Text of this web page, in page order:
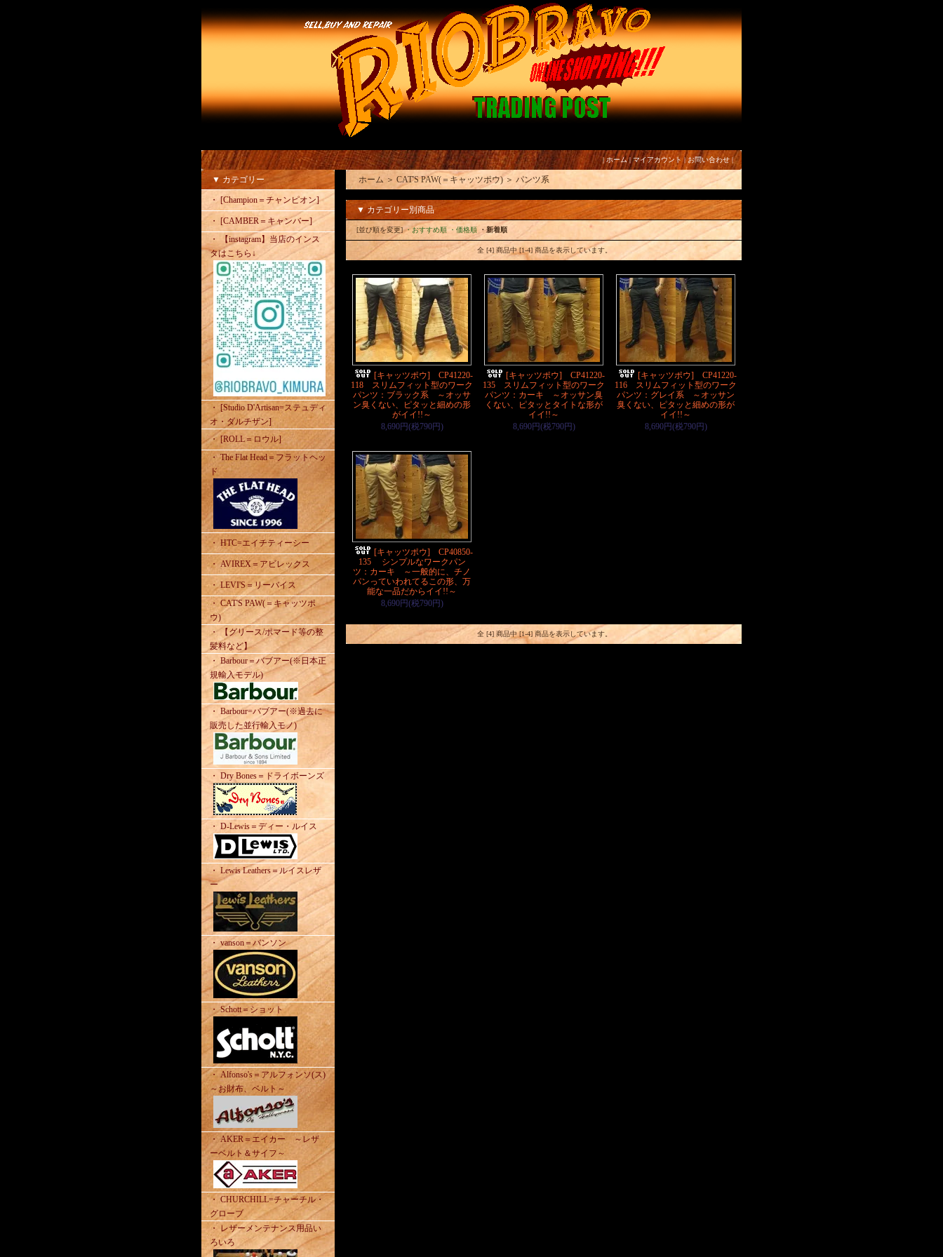
|ホーム|マイアカウント | お問い合わせ |
▼ カテゴリー
・ [Champion＝チャンピオン]
・ [CAMBER＝キャンバー]
・ 【instagram】当店のインス
タはこちら↓
・ [Studio D'Artisan=ステュディ
オ・ダルチザン]
・ [ROLL＝ロウル]
・ The Flat Head＝フラットヘッ
ド
・ HTC=エイチティーシー
・ AVIREX＝アビレックス
・ LEVI'S＝リーバイス
・ CAT'S PAW(＝キャッツポ
ウ)
・ 【グリース/ポマード等の整
髪料など】
・ Barbour＝バブアー(※日本正
規輸入モデル)
・ Barbour=バブアー(※過去に
販売した並行輸入モノ)
・ Dry Bones＝ドライボーンズ
・ D-Lewis＝ディー・ルイス
・ Lewis Leathers＝ルイスレザ
ー
・ vanson＝バンソン
・ Schott＝ショット
・ Alfonso's＝アルフォンソ(ス)
～お財布、ベルト～
・ AKER＝エイカー ～レザ
ーベルト＆サイフ～
・ CHURCHILL=チャーチル・
グローブ
・ レザーメンテナンス用品い
ろいろ
ホーム ＞ CAT'S PAW(＝キャッツポウ) ＞ パンツ系
▼ カテゴリー別商品
[並び順を変更]・おすすめ順 ・価格順 ・新着順
全 [4] 商品中 [1-4] 商品を表示しています。
[キャッツポウ] CP41220-
118 スリムフィット型のワーク
パンツ：ブラック系 ～オッサ
ン臭くない、ピタッと細めの形
がイイ!!～
8,690円(税790円)
[キャッツポウ] CP41220-
135 スリムフィット型のワーク
パンツ：カーキ ～オッサン臭
くない、ピタッとタイトな形が
イイ!!～
8,690円(税790円)
[キャッツポウ] CP41220-
116 スリムフィット型のワーク
パンツ：グレイ系 ～オッサン
臭くない、ピタッと細めの形が
イイ!!～
8,690円(税790円)
[キャッツポウ] CP40850-
135 シンプルなワークパン
ツ：カーキ ～一般的に、チノ
パンっていわれてるこの形、万
能な一品だからイイ!!～
8,690円(税790円)
全 [4] 商品中 [1-4] 商品を表示しています。